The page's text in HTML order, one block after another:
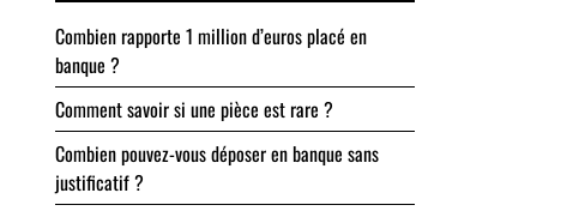
Combien rapporte 1 million d’euros placé en
banque ?
Comment savoir si une pièce est rare ?
Combien pouvez-vous déposer en banque sans
justificatif ?